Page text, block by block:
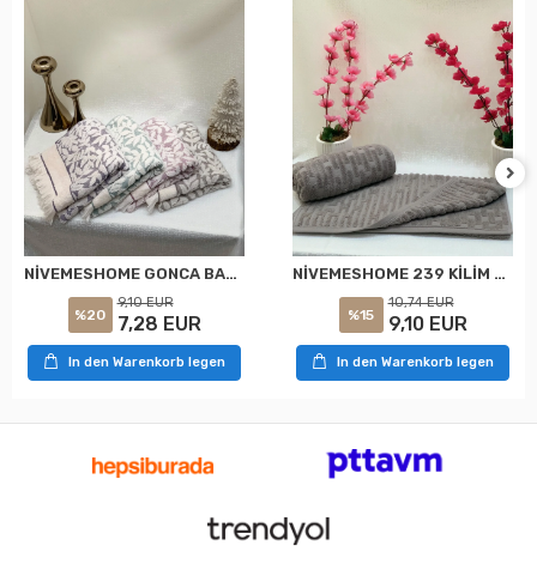
NİVEMESHOME GONCA BAHAR ASORTİ HAVLU
%20
9,10 EUR
7,28 EUR
In den Warenkorb legen
NİVEMESHOME 239 KİLİM GRİ HAVLU NURPAK
%15
10,74 EUR
9,10 EUR
In den Warenkorb legen